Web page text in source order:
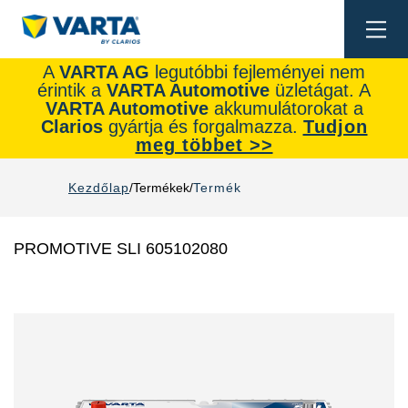
A VARTA AG legutóbbi fejleményei nem
érintik a VARTA Automotive üzletágat. A
VARTA Automotive akkumulátorokat a
Clariosgyártja és forgalmazza. Tudjon
meg többet >>
Kezdőlap Termékek Termék
PROMOTIVE SLI 605102080